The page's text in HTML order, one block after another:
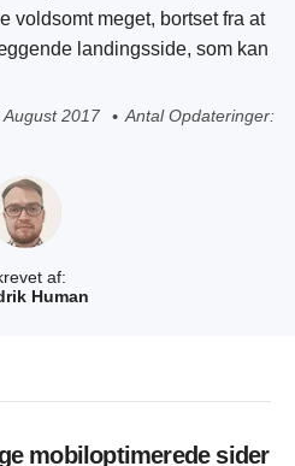
af:
Human
voldsomt meget, bortset fra at
landingsside, som kan
August 2017
Antal Opdateringer:
mobiloptimerede sider